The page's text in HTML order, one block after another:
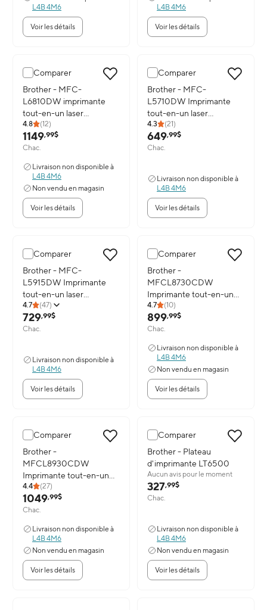
L4B 4M6
Voir les détails
L4B 4M6
Voir les détails
Comparer
Image du produit: Brother - MFC-L6810DW imprimante tout-en-
Brother - MFC-
L6810DW imprimante
tout-en-un laser
monochrome Entreprise
4.8 (12)
1149,99$
Chac.
Livraison non disponible à
L4B 4M6
Non vendu en magasin
Voir les détails
Comparer
Image du produit: Brother -
Brother - MFC-
L5710DW Imprimante
tout-en-un laser
monochrome
professionnelle
4.3 (21)
649,99$
Chac.
Livraison non disponible à
L4B 4M6
Voir les détails
Comparer
Image du produit: Brother - MFC-L5915DW Imprimante tout-
Brother - MFC-
L5915DW Imprimante
tout-en-un laser
monochrome
professionnelle
4.7 (47)
729,99$
Chac.
Livraison non disponible à
L4B 4M6
Voir les détails
Comparer
Image du produit: Brother -
Brother -
MFCL8730CDW
Imprimante tout-en-un
laser couleur
professionnelle
4.7 (10)
899,99$
Chac.
Livraison non disponible à
L4B 4M6
Non vendu en magasin
Voir les détails
Comparer
Image du produit: Brother - MFCL8930CDW Imprimante tout-
Brother -
MFCL8930CDW
Imprimante tout-en-un
laser couleur
professionnelle
4.4 (27)
1049,99$
Chac.
Livraison non disponible à
L4B 4M6
Non vendu en magasin
Voir les détails
Comparer
Image du produit: Brother -
Brother - Plateau
d'imprimante LT6500
Aucun avis pour le moment
327,99$
Chac.
Livraison non disponible à
L4B 4M6
Non vendu en magasin
Voir les détails